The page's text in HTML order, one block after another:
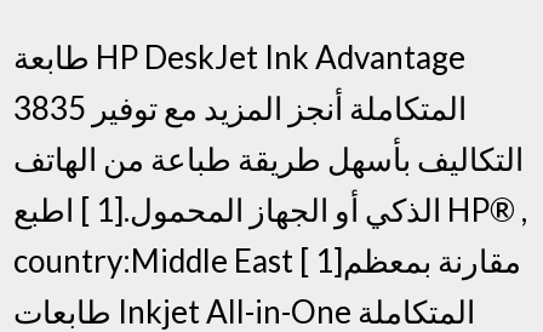
طابعة HP DeskJet Ink Advantage
3835 المتكاملة أنجز المزيد مع توفير
التكاليف بأسهل طريقة طباعة من الهاتف
الذكي أو الجهاز المحمول.[1 ] اطبع HP® ,
country:Middle East [ 1]مقارنة بمعظم
طابعات Inkjet All-in-One المتكاملة